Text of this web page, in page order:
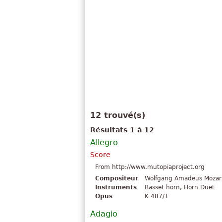
12 trouvé(s)
Résultats 1 à 12
Allegro
Score
From http://www.mutopiaproject.org
Compositeur
Wolfgang Amadeus
Instruments
Basset horn, Horn Duet
Opus
K 487/1
Adagio